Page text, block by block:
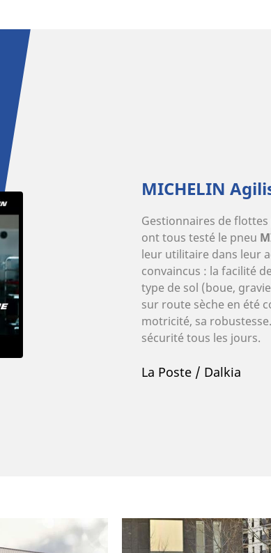
MICHELIN
Gestionnaires de
ont tous testé le pneu
leur utilitaire dans leur
convaincus : la facilité
type de sol (boue,
sur route sèche en été
motricité, sa
sécurité tous les jours.
La Poste / Dalkia